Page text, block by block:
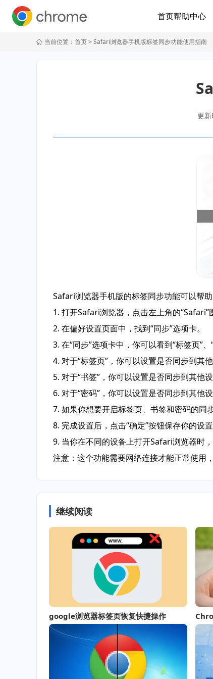
首页帮助中心
当前位置： 首页> Safari浏览器手机版标签同步功能使用指南
更
Safari浏览器手机版的标签同步功能可以帮
1. 打开Safari浏览器，点击左上角的“Safari”
2. 在偏好设置页面中，找到“同步”选项卡。
3. 在“同步”选项卡中，你可以看到“标签页”、
4. 对于“标签页”，你可以设置是否同步到其
5. 对于“书签”，你可以设置是否同步到其他
6. 对于“密码”，你可以设置是否同步到其他
7. 如果你想要开启标签页、书签和密码的同
8. 完成设置后，点击“确定”按钮保存你的设置
9. 当你在不同的设备上打开Safari浏览器时
注意：这个功能需要网络连接才能正常使用
继续阅读
google浏览器标签页恢复快捷操作